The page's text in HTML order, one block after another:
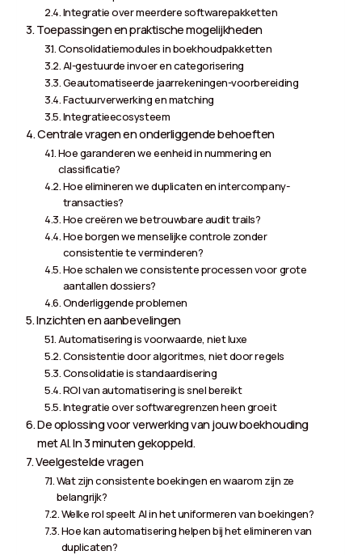
Integratie over meerdere softwarepakketten
Toepassingen en praktische mogelijkheden
Consolidatiemodules in boekhoudpakketten
AI-gestuurde invoer en categorisering
Geautomatiseerde jaarrekeningen-voorbereiding
Factuurverwerking en matching
Integratieecosysteem
Centrale vragen en onderliggende behoeften
Hoe garanderen we eenheid in nummering en
classificatie?
Hoe elimineren we duplicaten en intercompany-
transacties?
Hoe creëren we betrouwbare audit trails?
Hoe borgen we menselijke controle zonder
consistentie te verminderen?
Hoe schalen we consistente processen voor grote
aantallen dossiers?
Onderliggende problemen
Inzichten en aanbevelingen
Automatisering is voorwaarde, niet luxe
Consistentie door algoritmes, niet door regels
Consolidatie is standaardisering
ROI van automatisering is snel bereikt
Integratie over softwaregrenzen heen groeit
De oplossing voor verwerking van jouw boekhouding
met AI. In 3 minuten gekoppeld.
Veelgestelde vragen
Wat zijn consistente boekingen en waarom zijn ze
belangrijk?
Welke rol speelt AI in het uniformeren van boekingen?
Hoe kan automatisering helpen bij het elimineren van
duplicaten?